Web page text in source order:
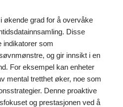
økende grad for å overvåke
Disse
indikatorer som
og gir innsikt i en
For eksempel kan enheter
mental tretthet øker, noe som
Denne proaktive
og prestasjonen ved å